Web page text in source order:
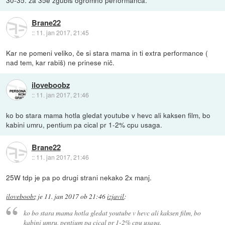
Brane22
:: 11. jan 2017, 21:45
Kar ne pomeni veliko, če si stara mama in ti extra performance (
nad tem, kar rabiš) ne prinese nič.
iloveboobz
:: 11. jan 2017, 21:46
ko bo stara mama hotla gledat youtube v hevc ali kaksen film, bo
kabini umru, pentium pa cical pr 1-2% cpu usaga.
Brane22
:: 11. jan 2017, 21:46
25W tdp je pa po drugi strani nekako 2x manj.
iloveboobz je 11. jan 2017 ob 21:46izjavil:
ko bo stara mama hotla gledat youtube v hevc ali kaksen film, bo
kabini umru, pentium pa cical pr 1-2% cpu usaga.